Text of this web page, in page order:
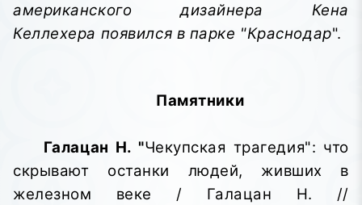
американского дизайнера Кена
Келлехера появился в парке "Краснодар".
Памятники
Галацан Н. "Чекупская трагедия": что
скрывают останки людей, живших в
железном веке / Галацан Н. //